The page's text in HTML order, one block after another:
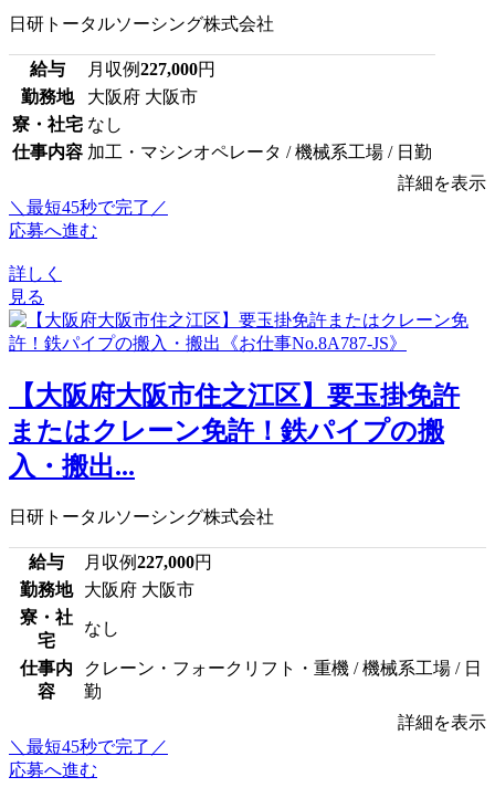
日研トータルソーシング株式会社
給与 月収例227,000円
勤務地
大阪府 大阪市
寮・社宅 なし
仕事内容 加工・マシンオペレータ / 機械系工場 / 日勤
詳細を表示
＼最短45秒で完了／
応募へ進む
詳しく
見る
【大阪府大阪市住之江区】要玉掛免許
またはクレーン免許！鉄パイプの搬
入・搬出...
日研トータルソーシング株式会社
給与 月収例227,000円
勤務地
大阪府 大阪市
寮・社
宅
なし
仕事内
容
クレーン・フォークリフト・重機 / 機械系工場 / 日
勤
詳細を表示
＼最短45秒で完了／
応募へ進む